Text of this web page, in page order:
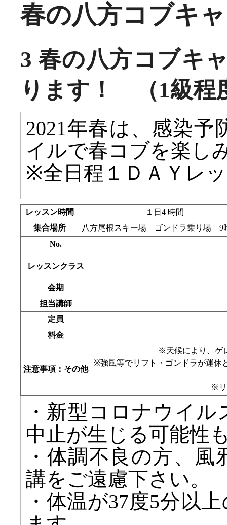
春の八方コブキ
3 春の八方コブキ
ります！ （1級程
2021年春は、感染
イルで春コブを楽し
※全日程１ＤＡＹレ
レッスン時間
１日4 時間
集合場所
八方尾根スキー場 ゴンドラ乗り場 9
No.
レッスンクラス
会期
担当講師
定員
料金
注意事項：その他
※天候により、ゲ
※強風等でリフト・ゴンドラが運休
※リ
・新型コロナウイ
中止が生じる可能性
・体調不良の方、
講をご遠慮下さい。
・体温が37度5分以